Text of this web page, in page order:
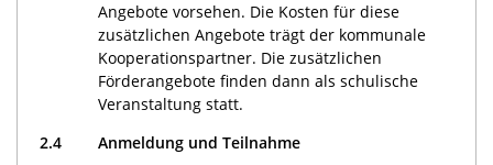
Angebote vorsehen. Die Kosten für diese
zusätzlichen Angebote trägt der kommunale
Kooperationspartner. Die zusätzlichen
Förderangebote finden dann als schulische
Veranstaltung statt.
2.4
Anmeldung und Teilnahme